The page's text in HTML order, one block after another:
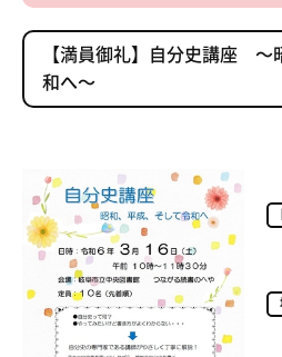
【満員御礼】自分史講座 ～
和へ～